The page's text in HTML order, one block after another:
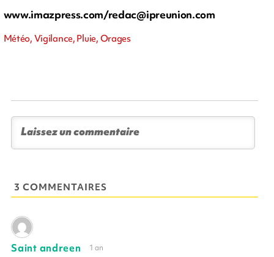
www.imazpress.com/redac@ipreunion.com
Météo, Vigilance, Pluie, Orages
3 COMMENTAIRES
Saint andreen 1 an